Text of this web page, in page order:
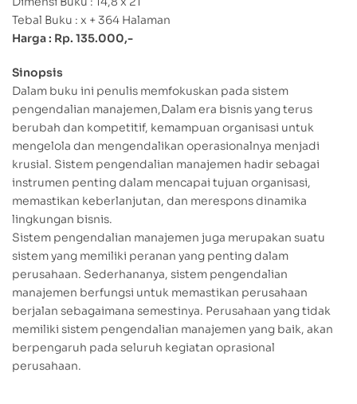
Tebal Buku : x + 364 Halaman
Harga : Rp. 135.000,-
Sinopsis
Dalam buku ini penulis memfokuskan pada sistem
pengendalian manajemen,Dalam era bisnis yang terus
berubah dan kompetitif, kemampuan organisasi untuk
mengelola dan mengendalikan operasionalnya menjadi
krusial. Sistem pengendalian manajemen hadir sebagai
instrumen penting dalam mencapai tujuan organisasi,
memastikan keberlanjutan, dan merespons dinamika
lingkungan bisnis.
Sistem pengendalian manajemen juga merupakan suatu
sistem yang memiliki peranan yang penting dalam
perusahaan. Sederhananya, sistem pengendalian
manajemen berfungsi untuk memastikan perusahaan
berjalan sebagaimana semestinya. Perusahaan yang tidak
memiliki sistem pengendalian manajemen yang baik, akan
berpengaruh pada seluruh kegiatan oprasional
perusahaan.